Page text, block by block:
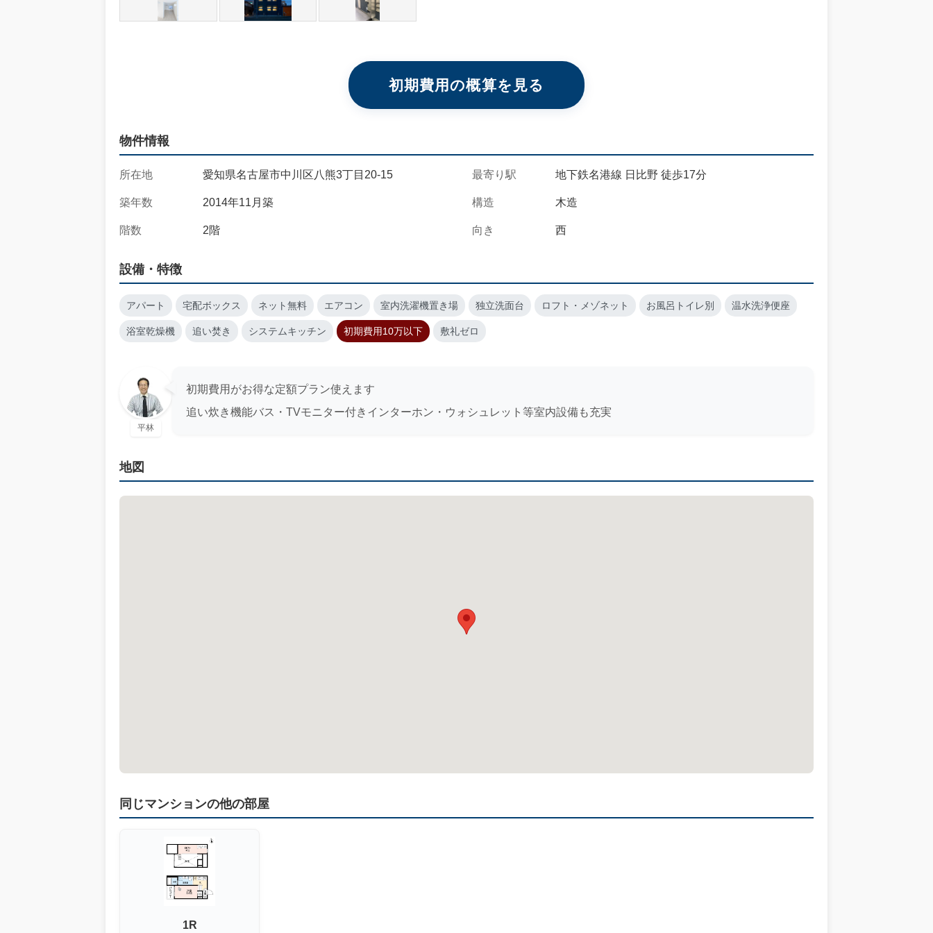
初期費用の概算を見る
物件情報
所在地 愛知県名古屋市中川区八熊3丁目20-15 最寄り駅 地下鉄名港線 日比野 徒歩17分
築年数 2014年11月築 構造 木造
階数 2階 向き 西
設備・特徴
アパート 宅配ボックス ネット無料 エアコン 室内洗濯機置き場 独立洗面台 ロフト・メゾネット お風呂トイレ別 温水洗浄便座
浴室乾燥機 追い焚き システムキッチン 初期費用10万以下 敷礼ゼロ
平林
初期費用がお得な定額プラン使えます
追い炊き機能バス・TVモニター付きインターホン・ウォシュレット等室内設備も充実
地図
同じマンションの他の部屋
1R